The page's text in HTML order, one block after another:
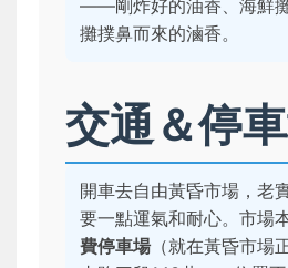
——剛炸好的油香、海鮮
攤撲鼻而來的滷香。
交通＆停
開車去自由黃昏市場，老
要一點運氣和耐心。市場
費停車場（就在黃昏市場